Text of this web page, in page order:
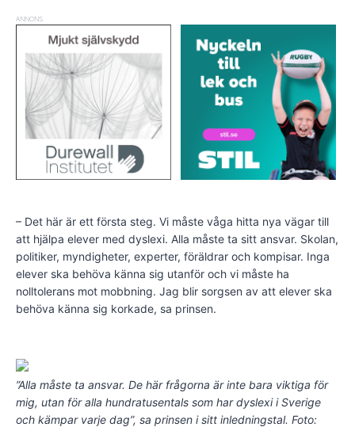
ANNONS
– Det här är ett första steg. Vi måste våga hitta nya vägar till
att hjälpa elever med dyslexi. Alla måste ta sitt ansvar. Skolan,
politiker, myndigheter, experter, föräldrar och kompisar. Inga
elever ska behöva känna sig utanför och vi måste ha
nolltolerans mot mobbning. Jag blir sorgsen av att elever ska
behöva känna sig korkade, sa prinsen.
”Alla måste ta ansvar. De här frågorna är inte bara viktiga för
mig, utan för alla hundratusentals som har dyslexi i Sverige
och kämpar varje dag”, sa prinsen i sitt inledningstal. Foto: